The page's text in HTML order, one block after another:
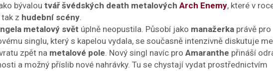
bývalou tvář švédských death metalových Arch Enemy, které v
z hudební scény.
metalový svět úplně neopustila. Působí jako manažerkaprávě pro
singlu, který s kapelou vydala, se současně intenzivně diskutuje
zpět na metalové pole. Nový singl navíc pro Amaranthe přináší
a možný příslib nové nahrávky. Tu se chystají vydat prostřednictvím